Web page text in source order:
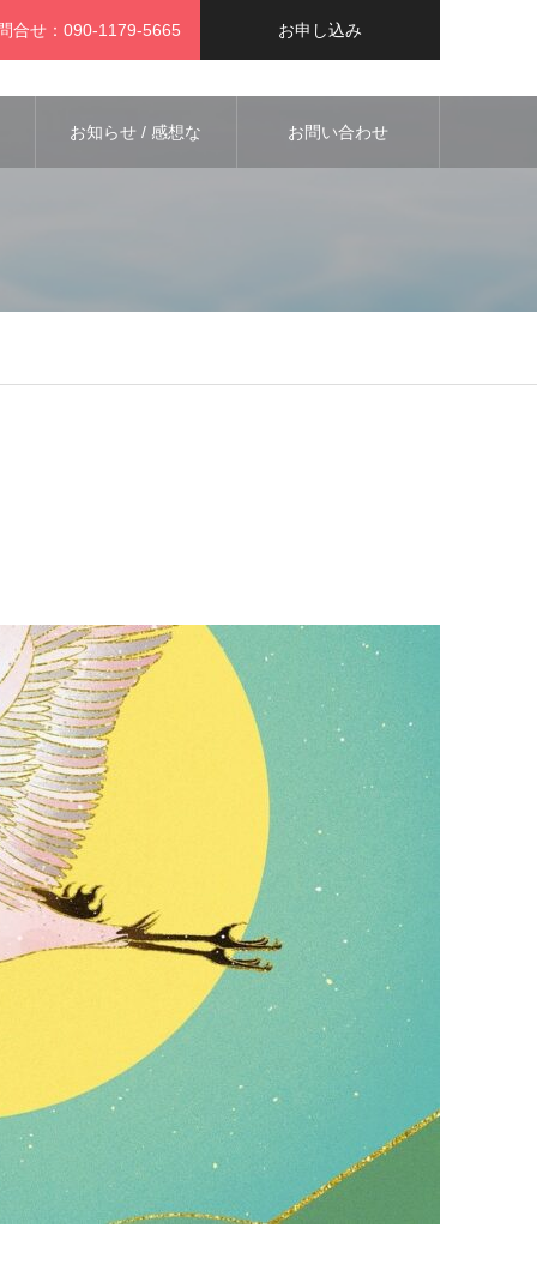
合せ：090-1179-5665 お申し込み
お知らせ / 感想な お問い合わせ